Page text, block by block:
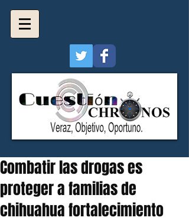
Combatir las drogas es
proteger a familias de
chihuahua fortalecimiento